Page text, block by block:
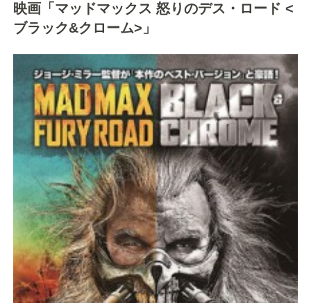
映画「マッドマックス 怒りのデス・ロード <
ブラック&クローム>」